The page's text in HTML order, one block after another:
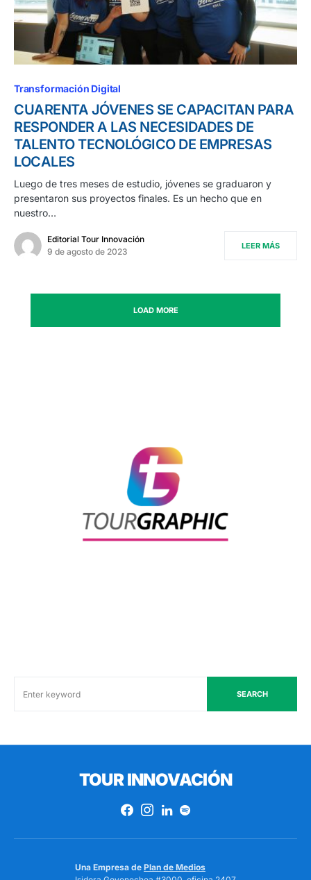
Transformación Digital
CUARENTA JÓVENES SE CAPACITAN PARA
RESPONDER A LAS NECESIDADES DE
TALENTO TECNOLÓGICO DE EMPRESAS
LOCALES
Luego de tres meses de estudio, jóvenes se graduaron y
presentaron sus proyectos finales. Es un hecho que en
nuestro…
Editorial Tour Innovación
9 de agosto de 2023
LEER MÁS
LOAD MORE
SEARCH
TOUR INNOVACIÓN
Una Empresa de Plan de Medios